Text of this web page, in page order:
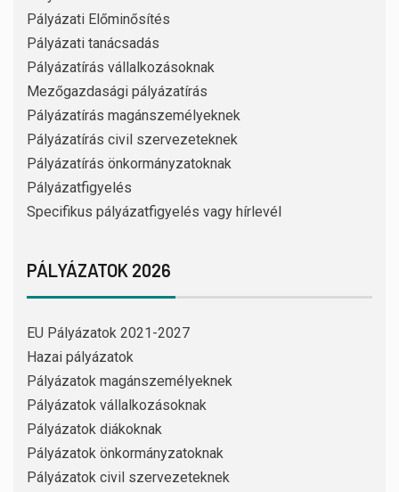
Pályázati Előminősítés
Pályázati tanácsadás
Pályázatírás vállalkozásoknak
Mezőgazdasági pályázatírás
Pályázatírás magánszemélyeknek
Pályázatírás civil szervezeteknek
Pályázatírás önkormányzatoknak
Pályázatfigyelés
Specifikus pályázatfigyelés vagy hírlevél
PÁLYÁZATOK 2026
EU Pályázatok 2021-2027
Hazai pályázatok
Pályázatok magánszemélyeknek
Pályázatok vállalkozásoknak
Pályázatok diákoknak
Pályázatok önkormányzatoknak
Pályázatok civil szervezeteknek